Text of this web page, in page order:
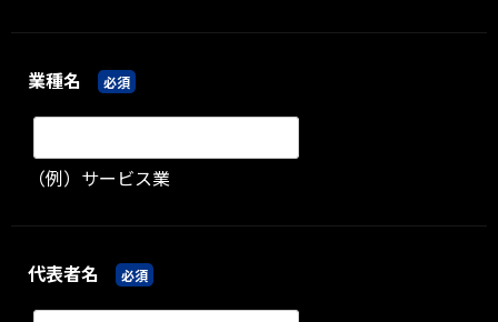
業種名 必須
（例）サービス業
代表者名 必須